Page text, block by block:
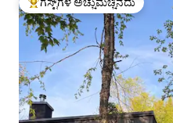
ಗೆಸ್ಟ್‌ಗಳಿಗೆ ಅತಿ ಹೆಚ್ಚು ಅಚ್ಚುಮೆಚ್ಚಿನದು